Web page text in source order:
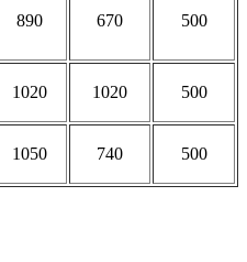
890 670 500
1020 1020 500
1050 740 500